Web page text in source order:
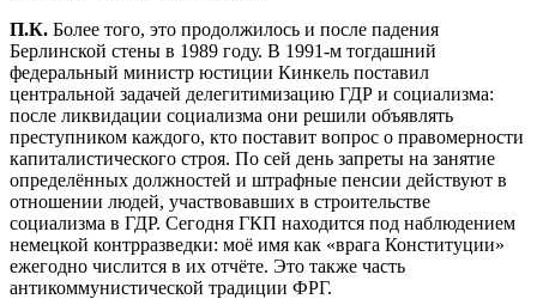
П.К. Более того, это продолжилось и после падения
Берлинской стены в 1989 году. В 1991-м тогдашний
федеральный министр юстиции Кинкель поставил
центральной задачей делегитимизацию ГДР и социализма:
после ликвидации социализма они решили объявлять
преступником каждого, кто поставит вопрос о правомерности
капиталистического строя. По сей день запреты на занятие
определённых должностей и штрафные пенсии действуют в
отношении людей, участвовавших в строительстве
социализма в ГДР. Сегодня ГКП находится под наблюдением
немецкой контрразведки: моё имя как «врага Конституции»
ежегодно числится в их отчёте. Это также часть
антикоммунистической традиции ФРГ.